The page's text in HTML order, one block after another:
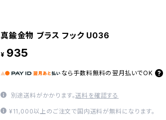
真鍮金物 ブラス フック U036
¥ 935
なら 手数料無料の 翌月払いでOK
別途送料がかかります。送料を確認する
¥11,000以上のご注文で国内送料が無料になります。